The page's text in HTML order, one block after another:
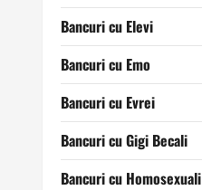
Bancuri cu Elevi
Bancuri cu Emo
Bancuri cu Evrei
Bancuri cu Gigi Becali
Bancuri cu Homosexuali